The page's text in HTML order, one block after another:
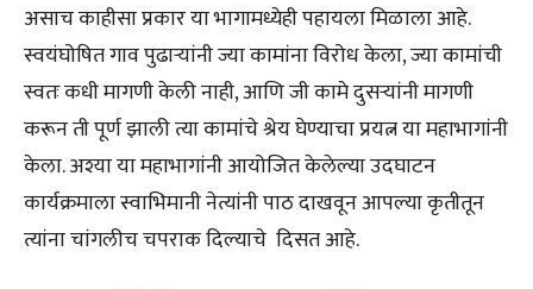
असाच काहीसा प्रकार या भागामध्येही पहायला मिळाला आहे.
स्वयंघोषित गाव पुढाऱ्यांनी ज्या कामांना विरोध केला, ज्या कामांची
स्वतः कधी मागणी केली नाही, आणि जी कामे दुसऱ्यांनी मागणी
करून ती पूर्ण झाली त्या कामांचे श्रेय घेण्याचा प्रयत्न या महाभागांनी
केला. अश्या या महाभागांनी आयोजित केलेल्या उदघाटन
कार्यक्रमाला स्वाभिमानी नेत्यांनी पाठ दाखवून आपल्या कृतीतून
त्यांना चांगलीच चपराक दिल्याचे दिसत आहे.